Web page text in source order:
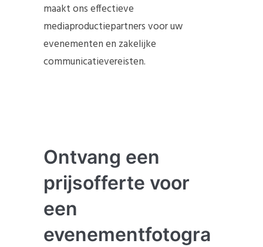
maakt ons effectieve
mediaproductiepartners voor uw
evenementen en zakelijke
communicatievereisten.
Ontvang een
prijsofferte voor
een
evenementfotogra